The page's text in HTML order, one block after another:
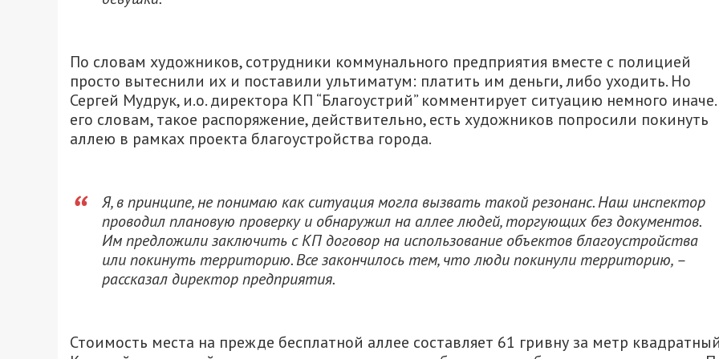
По словам художников, сотрудники коммунального предприятия вместе с полицией
просто вытеснили их и поставили ультиматум: платить им деньги, либо уходить. Но
Сергей Мудрук, и.о. директора КП “Благоустрий” комментирует ситуацию немного
его словам, такое распоряжение, действительно, есть художников попросили покинуть
аллею в рамках проекта благоустройства города.
Я, в принципе, не понимаю как ситуация могла вызвать такой резонанс. Наш инспектор
проводил плановую проверку и обнаружил на аллее людей, торгующих без документов.
Им предложили заключить с КП договор на использование объектов благоустройства
или покинуть территорию. Все закончилось тем, что люди покинули территорию, –
рассказал директор предприятия.
Стоимость места на прежде бесплатной аллее составляет 61 гривну за метр